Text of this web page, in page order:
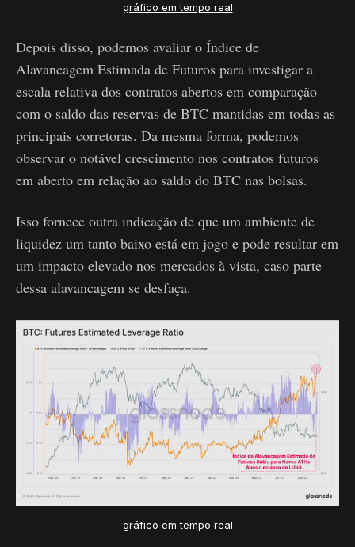
gráfico em tempo real
Depois disso, podemos avaliar o Índice de
Alavancagem Estimada de Futuros para investigar a
escala relativa dos contratos abertos em comparação
com o saldo das reservas de BTC mantidas em todas as
principais corretoras. Da mesma forma, podemos
observar o notável crescimento nos contratos futuros
em aberto em relação ao saldo do BTC nas bolsas.
Isso fornece outra indicação de que um ambiente de
liquidez um tanto baixo está em jogo e pode resultar em
um impacto elevado nos mercados à vista, caso parte
dessa alavancagem se desfaça.
gráfico em tempo real